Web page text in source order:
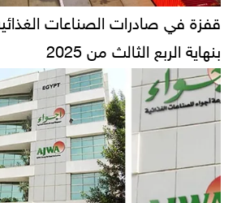
بنهاية الربع الثالث من 2025